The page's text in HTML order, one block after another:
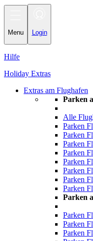
Menu Login
Hilfe
Holiday Extras
Extras am Flughafen
Parken
Alle
Parken
Parken
Parken
Parken
Parken
Parken
Parken
Parken
Parken
Parken
Parken
Parken